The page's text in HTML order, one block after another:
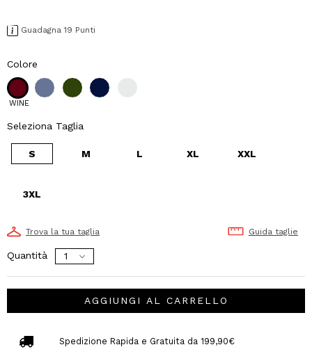
Guadagna 19 Punti
Colore
WINE
Seleziona Taglia
S M L XL XXL
3XL
Trova la tua taglia Guida taglie
Quantità
AGGIUNGI AL CARRELLO
Spedizione Rapida e Gratuita da 199,90€